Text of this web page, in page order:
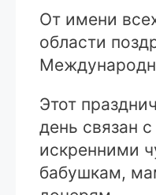
От имени
области
Этот
день связан
искренними
бабушкам,